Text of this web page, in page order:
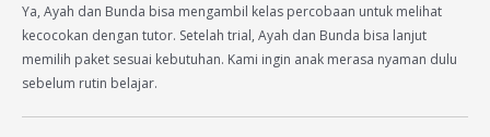
Ya, Ayah dan Bunda bisa mengambil kelas percobaan untuk melihat
kecocokan dengan tutor. Setelah trial, Ayah dan Bunda bisa lanjut
memilih paket sesuai kebutuhan. Kami ingin anak merasa nyaman dulu
sebelum rutin belajar.